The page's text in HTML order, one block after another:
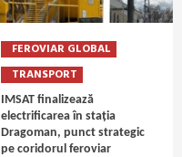
FEROVIAR GLOBAL
TRANSPORT
IMSAT finalizează
electrificarea în stația
Dragoman, punct strategic
pe coridorul feroviar